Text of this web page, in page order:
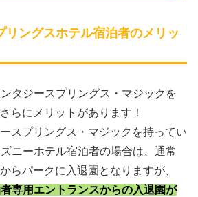
リングスホテル宿泊者のメリッ
タジースプリングス・マジックを
らにメリットがあります！
スプリングス・マジックを持ってい
ニーホテル宿泊者の場合は、通常
らパークに入退園となりますが、
専用エントランスからの入退園が